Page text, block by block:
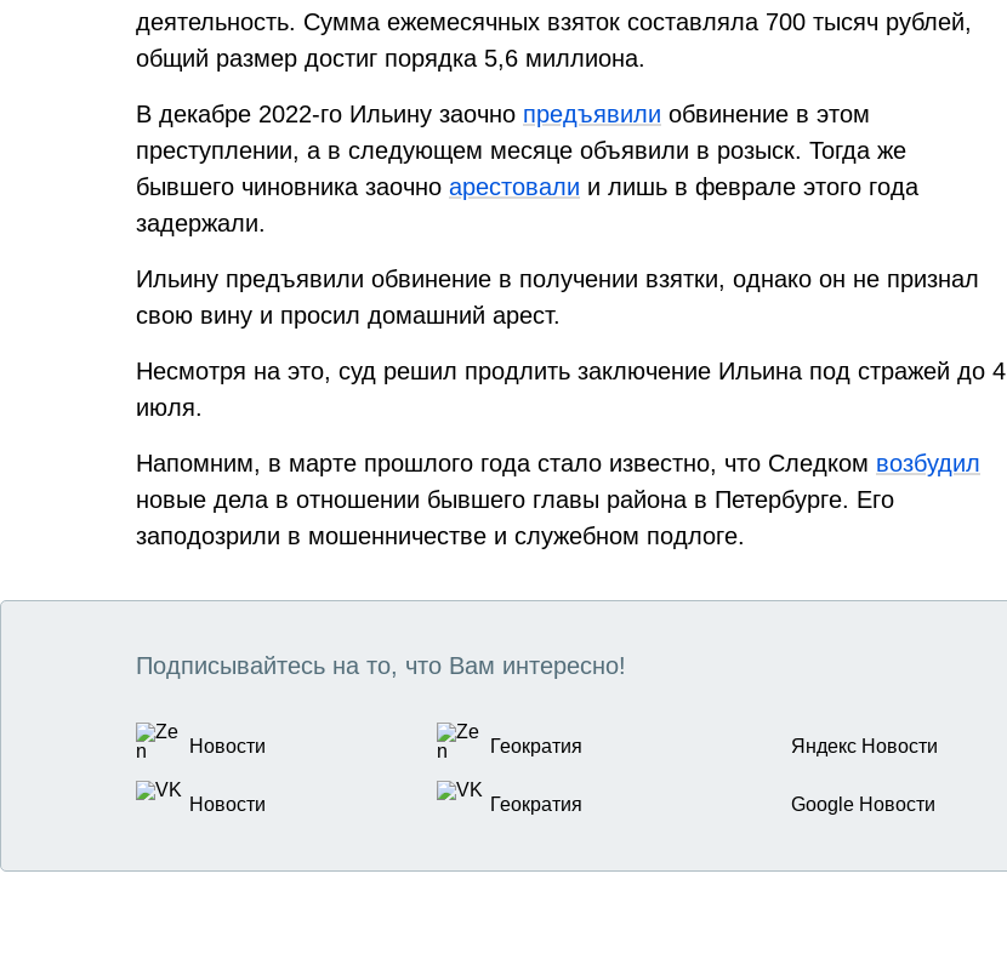
деятельность. Сумма ежемесячных взяток составляла 700 тысяч рублей,
общий размер достиг порядка 5,6 миллиона.
В декабре 2022-го Ильину заочно предъявили обвинение в этом
преступлении, а в следующем месяце объявили в розыск. Тогда же
бывшего чиновника заочно арестовали и лишь в феврале этого года
задержали.
Ильину предъявили обвинение в получении взятки, однако он не признал
свою вину и просил домашний арест.
Несмотря на это, суд решил продлить заключение Ильина под стражей до 4
июля.
Напомним, в марте прошлого года стало известно, что Следком возбудил
новые дела в отношении бывшего главы района в Петербурге. Его
заподозрили в мошенничестве и служебном подлоге.
Подписывайтесь на то, что Вам интересно!
Новости Геократия Яндекс Новости
Новости Геократия Google Новости